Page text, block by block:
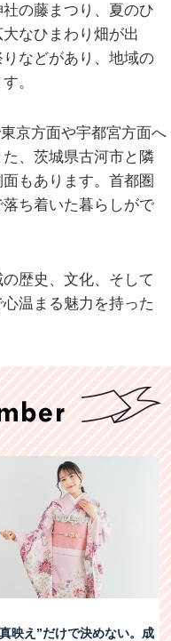
の藤まつり、夏のひ
なひまわり畑が出
などがあり、地域の
。
京方面や宇都宮方面へ
、茨城県古河市と隣
もあります。首都圏
ち着いた暮らしがで
歴史、文化、そして
温まる魅力を持った
映え”だけで決めない。成